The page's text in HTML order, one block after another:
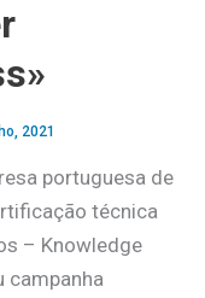
2021
portuguesa de
técnica
– Knowledge
campanha